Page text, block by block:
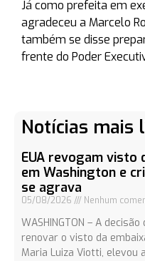
Já como prefeita em
agradeceu a Marcelo
também se disse
frente do Poder
Notícias mais
EUA revogam visto
em Washington e
se agrava
05/08/2026 Nenhum
WASHINGTON – A
renovar o visto da
Maria Luiza Viotti, elevou